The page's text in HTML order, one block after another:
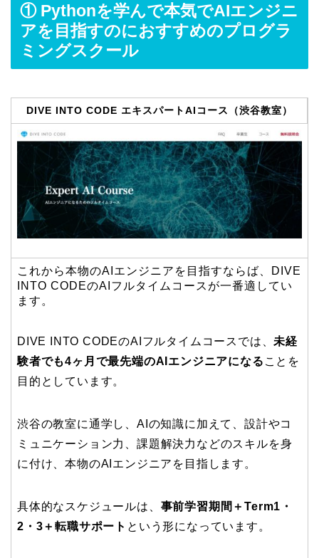
① Pythonを学んで本気でAIエンジニ
アを目指すのにおすすめのプログラ
ミングスクール
DIVE INTO CODE エキスパートAIコース（渋谷教室）
これから本物のAIエンジニアを目指すならば、DIVE
INTO CODEのAIフルタイムコースが一番適してい
ます。
DIVE INTO CODEのAIフルタイムコースでは、未経
験者でも4ヶ月で最先端のAIエンジニアになる ことを
目的としています。
渋谷の教室に通学し、AIの知識に加えて、設計やコ
ミュニケーション力、課題解決力などのスキルを身
に付け、本物のAIエンジニアを目指します。
具体的なスケジュールは、 事前学習期間＋Term1・
2・3＋転職サポート という形になっています。